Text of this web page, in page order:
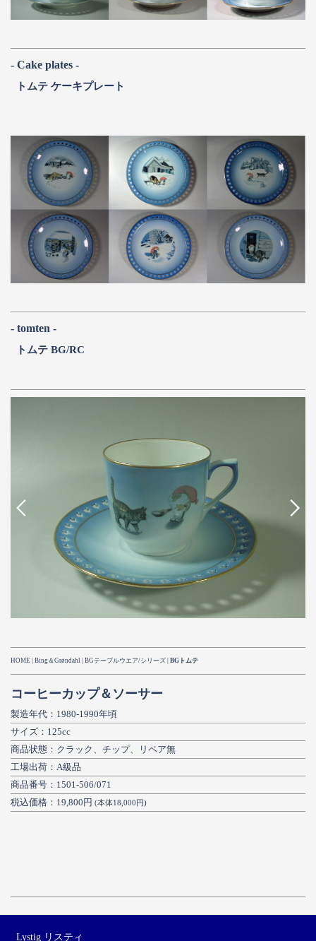
- Cake plates -
トムテ ケーキプレート
- tomten -
トムテ BG/RC
HOME Bing＆Grøndahl BGテーブルウエア/シリーズ BGトムテ
コーヒーカップ＆ソーサー
製造年代：1980-1990年頃
サイズ：125cc
商品状態：クラック、チップ、リペア無
工場出荷：A級品
商品番号：1501-506/071
税込価格：19,800円 (本体18,000円)
Lystig リスティ